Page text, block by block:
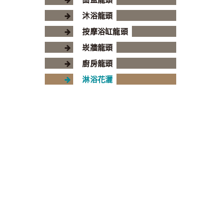
沐浴龍頭
按摩浴缸龍頭
崁牆龍頭
廚房龍頭
淋浴花灑